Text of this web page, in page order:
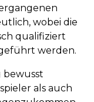
wobei die
qualifiziert
werden.
bewusst
als auch